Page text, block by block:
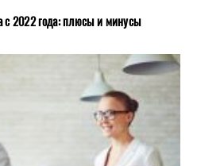
с 2022 года: плюсы и минусы